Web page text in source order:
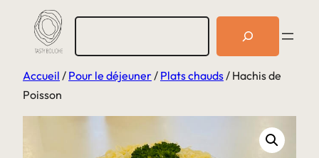
contenu
R
e
h
Accueil / Pour le déjeuner/ Plats chauds/ Hachis de
Poisson